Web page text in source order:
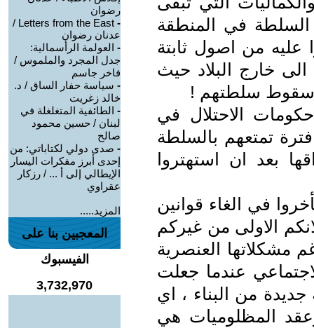
السلطة في المنطقة
عليه من اصول ثابتة
خارج البلاد حيث
سقوط سلطتهم !
الاحتلال في
تمتعهم بالسلطة
بعد ان استهتروا
في الغاء قوانين
الاولى من غيركم
مشكلاتها العنصرية
عندما جعلت
من البناء ، اي
المظلوميات هي
رضوان
-
Letters from the East /
عدنان رضوان
- العولمة الرأسمالية:
جدل المجرد والملموس /
فاخر جاسم
- سياسة حفار الساق / د.
خالد زغريت
- الطائفية المتغلغلة في
لبنان / حسين محمود
صالح
- صدى دولي لكتاباتي: من
إحدى أبرز مفكرات اليسار
الإيطالي إلى أ ... / رزكار
عقراوي
المزيد.....
المعجبين بنا على
الفيسبوك
3,732,970